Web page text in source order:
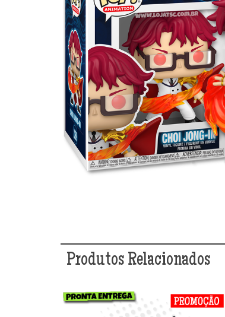
Produtos Relacionados